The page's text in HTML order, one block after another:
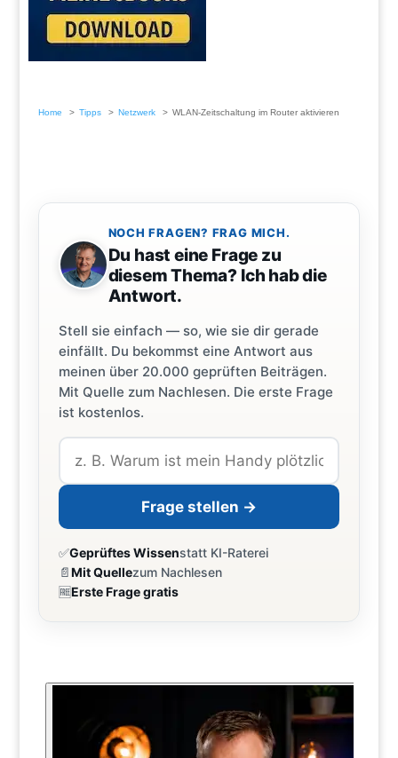
Home Tipps Netzwerk WLAN-Zeitschaltung im Router aktivieren
NOCH FRAGEN? FRAG MICH.
Du hast eine Frage zu
diesem Thema? Ich hab die
Antwort.
Stell sie einfach — so, wie sie dir gerade
einfällt. Du bekommst eine Antwort aus
meinen über 20.000 geprüften Beiträgen.
Mit Quelle zum Nachlesen. Die erste Frage
ist kostenlos.
Frage stellen →
✅Geprüftes Wissenstatt KI-Raterei
📄Mit Quellezum Nachlesen
🆓Erste Frage gratis